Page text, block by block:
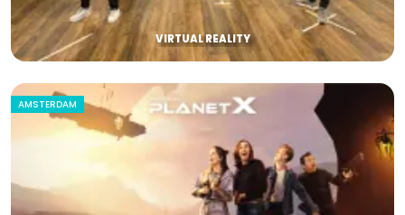
VIRTUAL REALITY
AMSTERDAM